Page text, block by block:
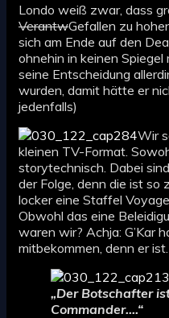
Londo weiß zwar, dass
VerantwGefallen zu
sich am Ende auf den
ohnehin in keinen Spiegel
seine Entscheidung
wurden, damit hätte er
jedenfalls)
Wir
kleinen TV-Format.
storytechnisch. Dabei
der Folge, denn die ist so
locker eine Staffel
Obwohl das eine
waren wir? Achja: G’Kar
mitbekommen, denn er
„Der Botschafter
Commander….“